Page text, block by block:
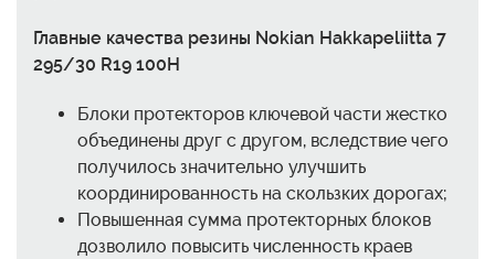
Главные качества резины Nokian Hakkapeliitta 7
295/30 R19 100H
Блоки протекторов ключевой части жестко
объединены друг с другом, вследствие чего
получилось значительно улучшить
координированность на скользких дорогах;
Повышенная сумма протекторных блоков
дозволило повысить численность краев